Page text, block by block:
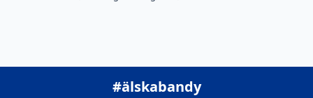
#älskabandy